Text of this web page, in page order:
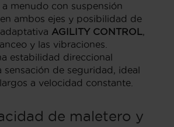
menudo con suspensión
en ambos ejes y posibilidad de
AGILITY CONTROL,
y las vibraciones.
estabilidad direccional
sensación de seguridad, ideal
a velocidad constante.
de maletero y